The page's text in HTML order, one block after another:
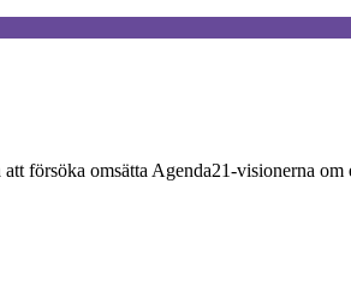
försöka omsätta Agenda21-visionerna